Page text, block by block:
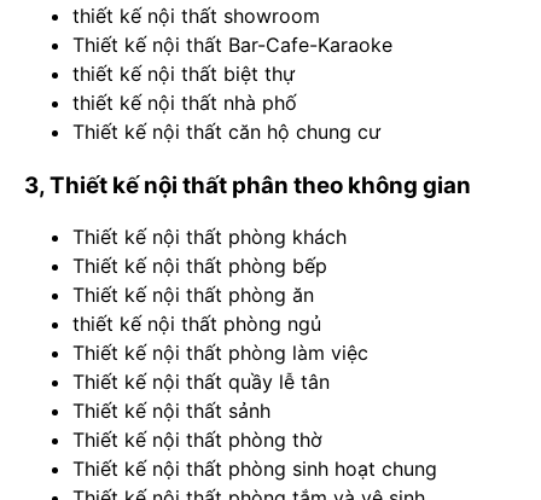
thiết kế nội thất showroom
Thiết kế nội thất Bar-Cafe-Karaoke
thiết kế nội thất biệt thự
thiết kế nội thất nhà phố
Thiết kế nội thất căn hộ chung cư
3, Thiết kế nội thất phân theo không gian
Thiết kế nội thất phòng khách
Thiết kế nội thất phòng bếp
Thiết kế nội thất phòng ăn
thiết kế nội thất phòng ngủ
Thiết kế nội thất phòng làm việc
Thiết kế nội thất quầy lễ tân
Thiết kế nội thất sảnh
Thiết kế nội thất phòng thờ
Thiết kế nội thất phòng sinh hoạt chung